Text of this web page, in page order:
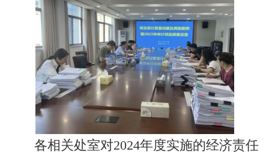
各相关处室对2024年度实施的经济责任